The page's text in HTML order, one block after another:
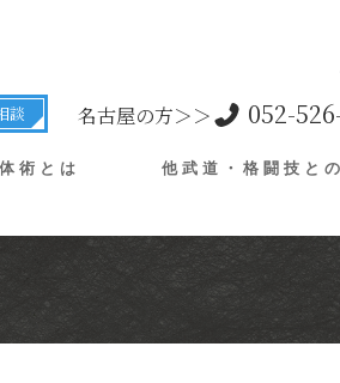
談 名古屋の方＞＞ 052-
術とは 他武道・格闘技と